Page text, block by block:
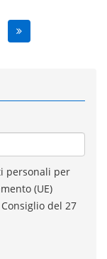
personali per
(UE)
del 27